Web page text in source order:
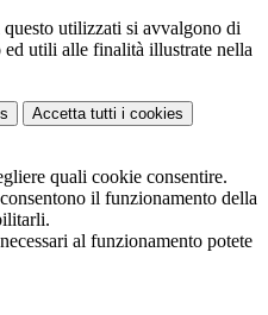
utilizzati si avvalgono di
ed utili alle finalità illustrate nella
Accetta tutti i cookies
quali cookie consentire.
il funzionamento della
al funzionamento potete